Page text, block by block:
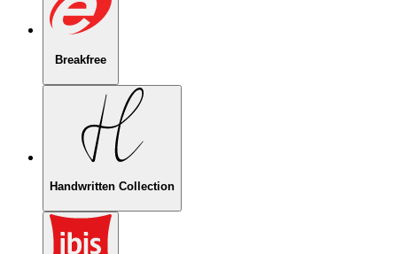
Breakfree
Handwritten Collection